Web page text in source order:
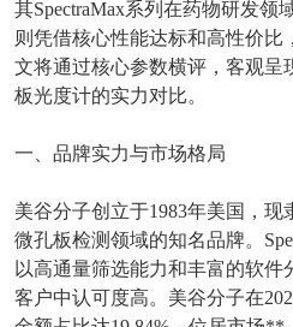
其SpectraMax系列在药物研发领
则凭借核心性能达标和高性价比
文将通过核心参数横评，客观呈
板光度计的实力对比。
一、品牌实力与市场格局
美谷分子创立于1983年美国，现
微孔板检测领域的知名品牌。
以高通量筛选能力和丰富的软件
客户中认可度高。美谷分子在